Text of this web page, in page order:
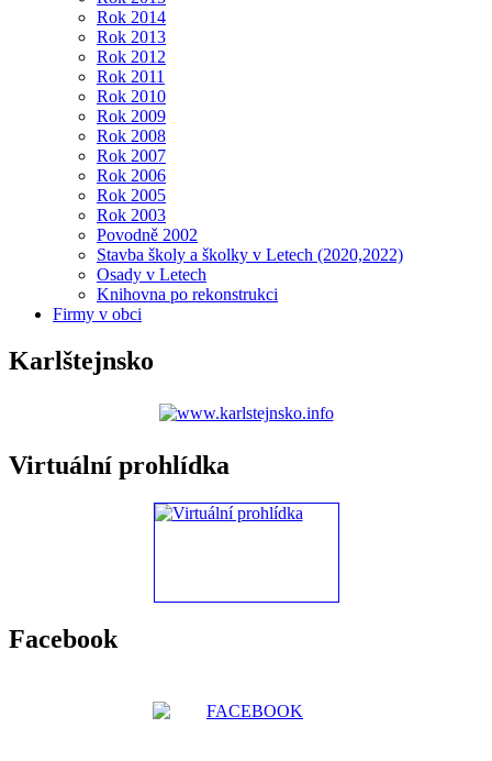
Rok 2014
Rok 2013
Rok 2012
Rok 2011
Rok 2010
Rok 2009
Rok 2008
Rok 2007
Rok 2006
Rok 2005
Rok 2003
Povodně 2002
Stavba školy a školky v Letech (2020,2022)
Osady v Letech
Knihovna po rekonstrukci
Firmy v obci
Karlštejnsko
Virtuální prohlídka
Facebook